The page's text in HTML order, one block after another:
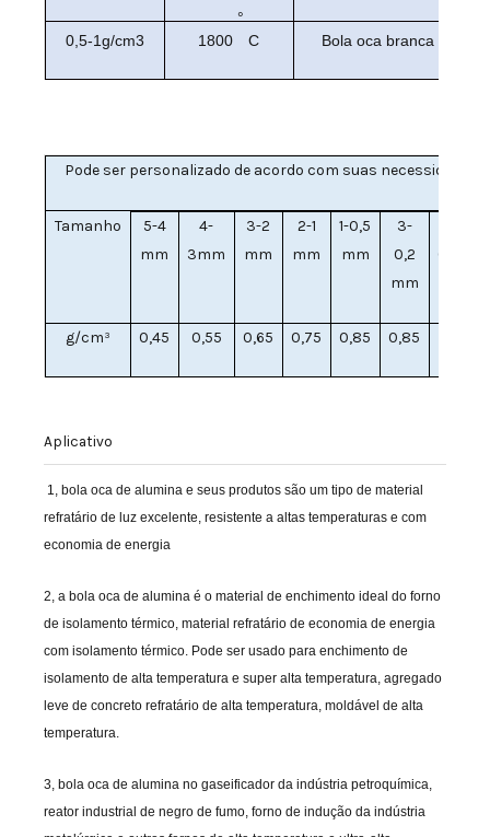
0,5-1g/cm3 1800
°
C
Bola oca branca
Pode ser personalizado de acordo com suas necessidades
Tamanho
5-4
mm
4-
3mm
3-2
mm
2-1
mm
1-0,5
mm
3-
0,2
mm
0,2mm
g/cm³ 0,45 0,55 0,65 0,75 0,85 0,85
Aplicativo
1, bola oca de alumina e seus produtos são um tipo de material
refratário de luz excelente, resistente a altas temperaturas e com
economia de energia
2, a bola oca de alumina é o material de enchimento ideal do forno
de isolamento térmico, material refratário de economia de energia
com isolamento térmico. Pode ser usado para enchimento de
isolamento de alta temperatura e super alta temperatura, agregado
leve de concreto refratário de alta temperatura, moldável de alta
temperatura.
3, bola oca de alumina no gaseificador da indústria petroquímica,
reator industrial de negro de fumo, forno de indução da indústria